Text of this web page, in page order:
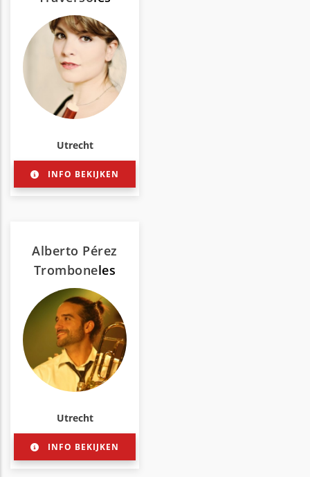
Utrecht
INFO BEKIJKEN
Alberto Pérez
Tromboneles
Utrecht
INFO BEKIJKEN